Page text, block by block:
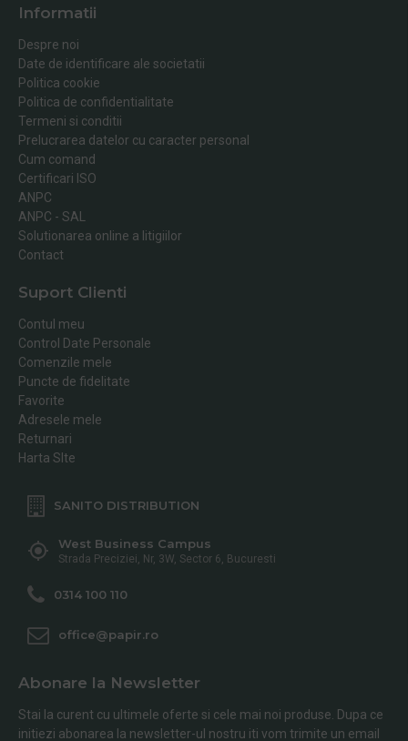
Informatii
Despre noi
Date de identificare ale societatii
Politica cookie
Politica de confidentialitate
Termeni si conditii
Prelucrarea datelor cu caracter personal
Cum comand
Certificari ISO
ANPC
ANPC - SAL
Solutionarea online a litigiilor
Contact
Suport Clienti
Contul meu
Control Date Personale
Comenzile mele
Puncte de fidelitate
Favorite
Adresele mele
Returnari
Harta SIte
SANITO DISTRIBUTION
West Business Campus
Strada Preciziei, Nr, 3W, Sector 6, Bucuresti
0314 100 110
office@papir.ro
Abonare la Newsletter
Stai la curent cu ultimele oferte si cele mai noi produse. Dupa ce
initiezi abonarea la newsletter-ul nostru iti vom trimite un email